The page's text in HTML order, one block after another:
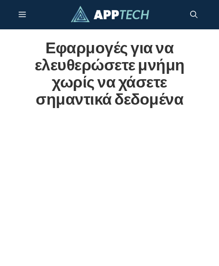
περιεχόμενο
Μενού
Εφαρμογές για να
ελευθερώσετε μνήμη
χωρίς να χάσετε
σημαντικά δεδομένα